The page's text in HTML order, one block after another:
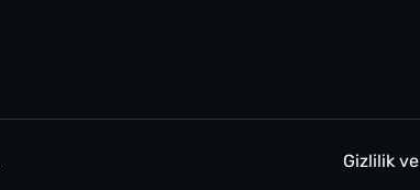
Gizlilik